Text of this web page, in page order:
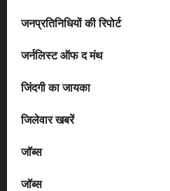
जनप्रतिनिधियों की रिपोर्ट
जर्नलिस्ट ऑफ द मंथ
जिंदगी का जायका
जिलेवार खबरें
जॉब्स
जॉब्स